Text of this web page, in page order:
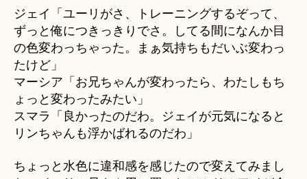
ジェイ「ユーリがさ、トレーニングするぞって、
ずっと俺につきっきりでさ。してる間になんか目
の色変わっちゃった。まぁ気持ちもだいぶ変わっ
たけど」
マーシア「お兄ちゃんが変わったら、わたしもち
ょっと変わったみたい」
スマラ「良かったのだわ。ジェイが元気になると
リンちゃんも浮かばれるのだわ」
ちょっと水色に違和感を感じたので変えてみまし